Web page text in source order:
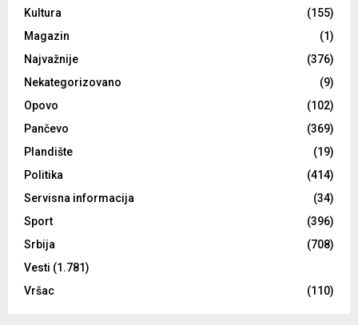
Kultura
(155)
Magazin
(1)
Najvažnije
(376)
Nekategorizovano
(9)
Opovo
(102)
Pančevo
(369)
Plandište
(19)
Politika
(414)
Servisna informacija
(34)
Sport
(396)
Srbija
(708)
Vesti (1.781)
Vršac
(110)